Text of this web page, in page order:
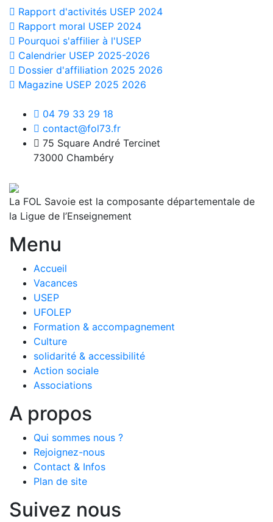
Rapport d'activités USEP 2024
Rapport moral USEP 2024
Pourquoi s'affilier à l'USEP
Calendrier USEP 2025-2026
Dossier d'affiliation 2025 2026
Magazine USEP 2025 2026
04 79 33 29 18
contact@fol73.fr
75 Square André Tercinet
73000 Chambéry
La FOL Savoie est la composante départementale de
la Ligue de l’Enseignement
Menu
Accueil
Vacances
USEP
UFOLEP
Formation & accompagnement
Culture
solidarité & accessibilité
Action sociale
Associations
A propos
Qui sommes nous ?
Rejoignez-nous
Contact & Infos
Plan de site
Suivez nous